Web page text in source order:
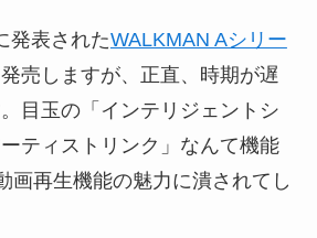
発表されたWALKMAN Aシリー
売しますが、正直、時期が遅
目玉の「インテリジェントシ
ティストリンク」なんて機能
画再生機能の魅力に潰されてし